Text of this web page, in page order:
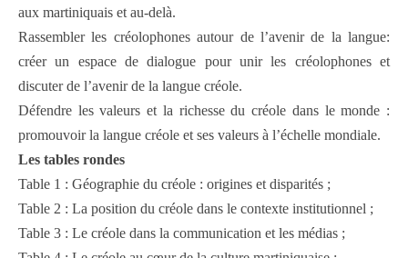
aux martiniquais et au-delà.
Rassembler les créolophones autour de l’avenir de la langue:
créer un espace de dialogue pour unir les créolophones et
discuter de l’avenir de la langue créole.
Défendre les valeurs et la richesse du créole dans le monde :
promouvoir la langue créole et ses valeurs à l’échelle mondiale.
Les tables rondes
Table 1 : Géographie du créole : origines et disparités ;
Table 2 : La position du créole dans le contexte institutionnel ;
Table 3 : Le créole dans la communication et les médias ;